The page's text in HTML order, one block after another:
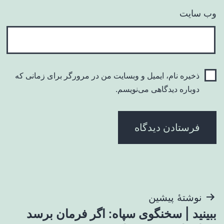
وب‌ سایت
ذخیره نام، ایمیل و وبسایت من در مرورگر برای زمانی که
دوباره دیدگاهی می‌نویسم.
راهبری
نوشتهٔ پیشین
ببینید | سخنگوی سپاه: اگر فرمان برسد